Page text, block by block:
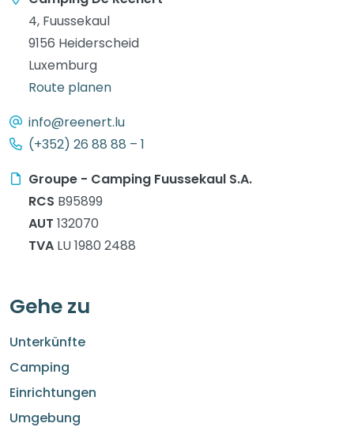
4, Fuussekaul
9156 Heiderscheid
Luxemburg
Route planen
info@reenert.lu
(+352) 26 88 88 – 1
Groupe - Camping Fuussekaul S.A.
RCS B95899
AUT 132070
TVA LU 1980 2488
Gehe zu
Unterkünfte
Camping
Einrichtungen
Umgebung